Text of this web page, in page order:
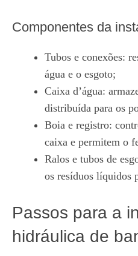
Componentes da
Tubos e conexões:
água e o esgoto;
Caixa d’água:
distribuída para os
Boia e registro:
caixa e permitem o
Ralos e tubos de
os resíduos líquidos
Passos para a
hidráulica de